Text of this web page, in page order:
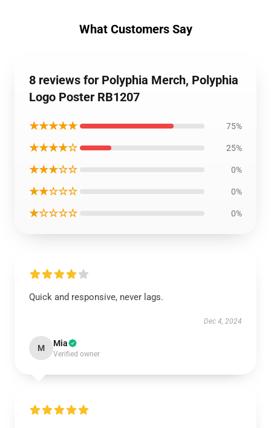
What Customers Say
8 reviews for Polyphia Merch, Polyphia
Logo Poster RB1207
★★★★★ 75%
★★★★☆ 25%
★★★☆☆ 0%
★★☆☆☆ 0%
★☆☆☆☆ 0%
Quick and responsive, never lags.
Dec 4, 2024
M Mia
Verified owner